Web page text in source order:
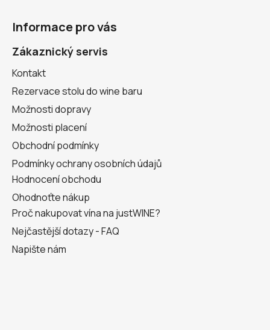
Informace pro vás
Zákaznický servis
Kontakt
Rezervace stolu do wine baru
Možnosti dopravy
Možnosti placení
Obchodní podmínky
Podmínky ochrany osobních údajů
Hodnocení obchodu
Ohodnoťte nákup
Proč nakupovat vína na justWINE?
Nejčastější dotazy - FAQ
Napište nám